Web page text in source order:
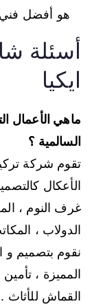
هو أفضل فني
أسئلة
ايكيا
ماهي الأعمال
السالمية ؟
تقوم شركة
الأعكال
غرف النوم ،
الدولاب ،
نقوم بتصميم و
المميزة ،
القماش للأثاث .